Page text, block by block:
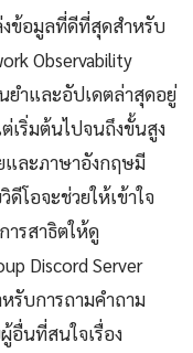
ข้อมูลที่ดีที่สุดสำหรับ
Observability
ยำและอัปเดตล่าสุดอยู่
เริ่มต้นไปจนถึงขั้นสูง
และภาษาอังกฤษมี
โอจะช่วยให้เข้าใจ
ารสาธิตให้ดู
Discord Server
รับการถามคำถาม
นที่สนใจเรื่อง